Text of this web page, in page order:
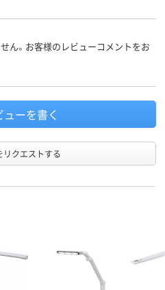
ん。お客様のレビューコメントをお
ューを書く
リクエストする